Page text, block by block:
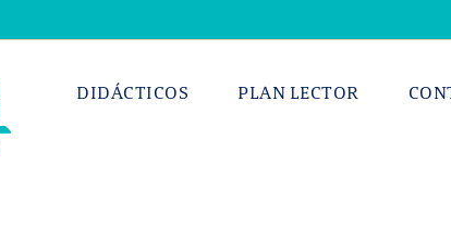
DIDÁCTICOS PLAN LECTOR